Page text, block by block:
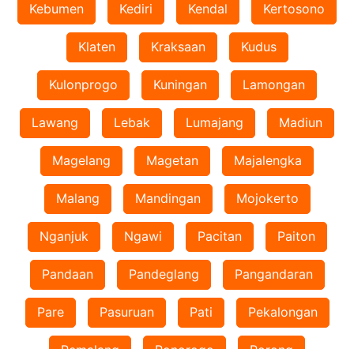
Kebumen Kediri Kendal Kertosono
Klaten Kraksaan Kudus
Kulonprogo Kuningan Lamongan
Lawang Lebak Lumajang Madiun
Magelang Magetan Majalengka
Malang Mandingan Mojokerto
Nganjuk Ngawi Pacitan Paiton
Pandaan Pandeglang Pangandaran
Pare Pasuruan Pati Pekalongan